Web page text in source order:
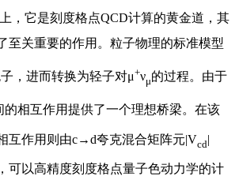
它是刻度格点QCD计算的黄金道，其
至关重要的作用。粒子物理的标准模型
，进而转换为轻子对μ+νμ的过程。由于
相互作用提供了一个理想桥梁。在该
互作用则由c→d夸克混合矩阵元|Vcd|
可以高精度刻度格点量子色动力学的计